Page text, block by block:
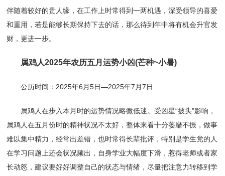
伴随着较好的贵人缘，在工作上时常得到一两机遇，深受领导的喜爱
和重用，若是能够长期保持下去的话，那么待到年中将有机会升官发
财，更进一步。
属鸡人2025年农历五月运势小凶(芒种~小暑)
公历时间：2025年6月5日—2025年7月7日
属鸡人在步入本月时的运势情况略微低迷。受凶星“披头”影响，
属鸡人在五月份时的精神状况不太好，整体来看十分萎靡不振，做事
难以集中精力，经常出差错，也时常得长辈批评，特别是学生党的人
在学习问题上还会状况频出，自身学业大幅度下滑，惹得老师或者家
长动怒，建议要好好调整自己的状态与情绪，尽量把注意力转移到学